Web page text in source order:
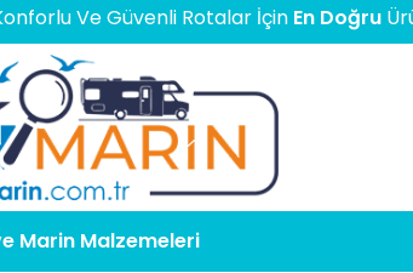
Güvenli Rotalar İçinEn DoğruÜrünler! > >
Marin Malzemeleri